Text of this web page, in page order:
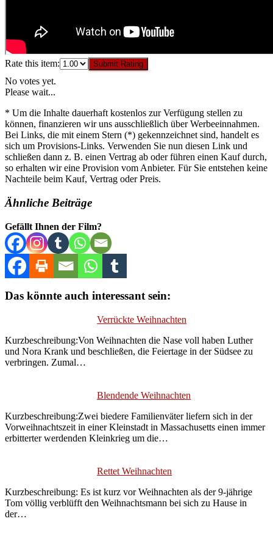
Rate this item: Submit Rating
No votes yet.
Please wait...
* Um die Inhalte dauerhaft kostenlos zur Verfügung stellen zu
können, finanzieren wir uns ausschließlich über Werbeeinnahmen.
Bei Links, die mit einem Stern (*) gekennzeichnet sind, handelt es
sich um Provisions-Links. Verwenden Sie nun diesen Link und
schließen dann z. B. einen Vertrag ab oder führen einen Kauf durch,
so erhalten wir eine Provision vom Anbieter. Für Sie entstehen keine
Nachteile beim Kauf, Vertrag oder Preis.
Ähnliche Beiträge
Gefällt Ihnen der Film?
Das könnte auch interessant sein:
Verrückte Weihnachten
Kurzbeschreibung:Von Weihnachten die Nase voll haben Luther
und Nora Krank und beschließen, die Feiertage in der Südsee zu
verbringen. Zumal…
Blendende Weihnachten
Kurzbeschreibung:Zwei biedere Familienväter liefern sich in der
Vorweihnachtszeit in einer Kleinstadt in Massachusetts einen immer
erbitterter werdenden Kleinkrieg um die…
Rettet Weihnachten
Kurzbeschreibung: Es ist kurz vor Weihnachten als der 9-jährige
Tom völlig verblüfft den Weihnachtsmann bei sich zu Hause in
der…